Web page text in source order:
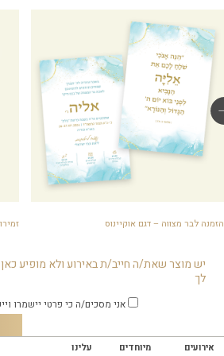
הזמנה לבר מצווה – דגם אוקיינוס
יש מוצר שאת/ה חייב/ת באירוע ולא מופיע
לך
אני מסכים/ה כי פרטי יישמרו
אירועים מיוחדים עלינו